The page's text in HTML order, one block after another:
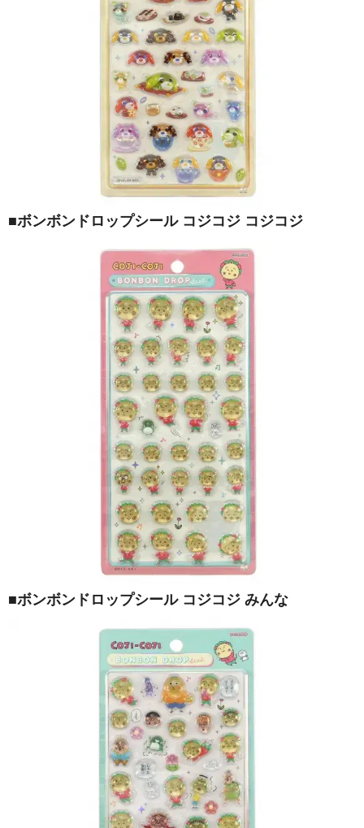
■ボンボンドロップシール コジコジ コジコジ
■ボンボンドロップシール コジコジ みんな